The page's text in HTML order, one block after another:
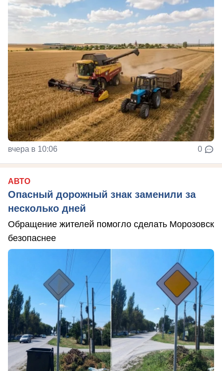
вчера в 10:06 0
АВТО
Опасный дорожный знак заменили за
несколько дней
Обращение жителей помогло сделать Морозовск
безопаснее